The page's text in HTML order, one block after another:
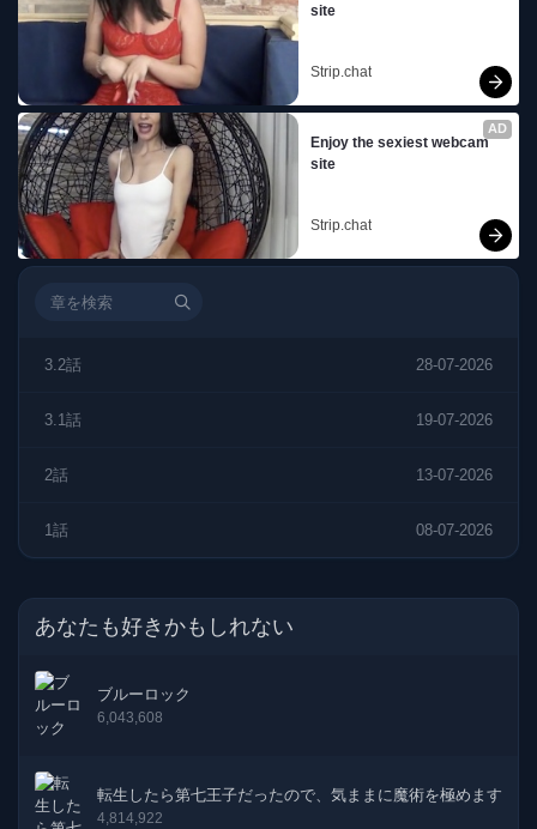
site
Strip.chat
AD
Enjoy the sexiest webcam
site
Strip.chat
3.2話 28-07-2026
3.1話 19-07-2026
2話 13-07-2026
1話 08-07-2026
あなたも好きかもしれない
ブルーロック
6,043,608
転生したら第七王子だったので、気ままに魔術を極めます
4,814,922